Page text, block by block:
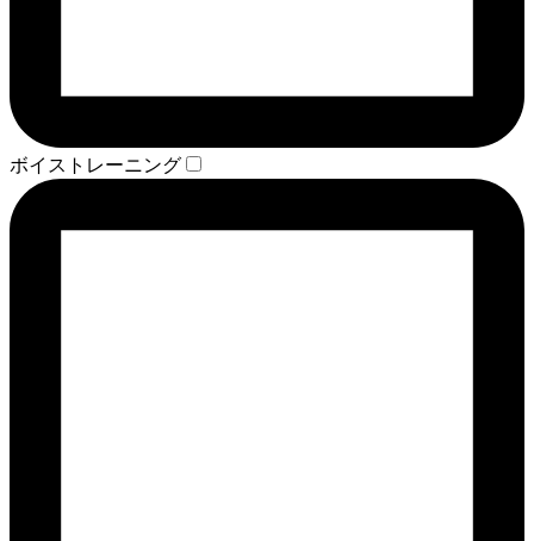
ボイストレーニング